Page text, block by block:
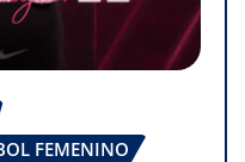
FEMENINO